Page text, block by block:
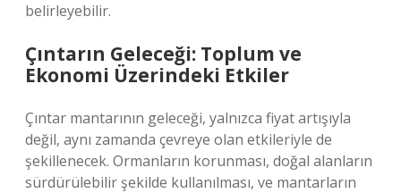
belirleyebilir.
Çıntarın Geleceği: Toplum ve
Ekonomi Üzerindeki Etkiler
Çıntar mantarının geleceği, yalnızca fiyat artışıyla
değil, aynı zamanda çevreye olan etkileriyle de
şekillenecek. Ormanların korunması, doğal alanların
sürdürülebilir şekilde kullanılması, ve mantarların